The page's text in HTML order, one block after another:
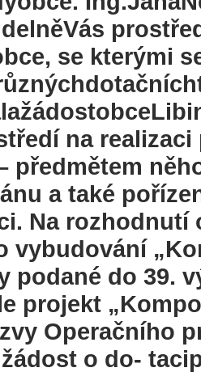
se kterými
na
předmětem
a také
Na
vybudování
podané do 39.
projekt
Operačního
o do-